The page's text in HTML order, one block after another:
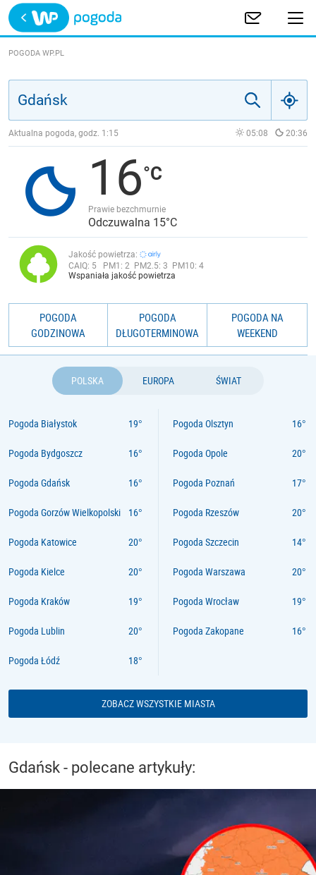
Trwa ładowanie
POLSKA
JAKOŚĆ POWIETRZA
POGODA WP.PL
Aktualna pogoda, godz. 1:15 05:08 20:36
16
Prawie bezchmurnie
Odczuwalna 15°C
Jakość powietrza:
CAIQ: 5 PM1: 2 PM2.5: 3 PM10: 4
Wspaniała jakość powietrza
POGODA
GODZINOWA
POGODA
DŁUGOTERMINOWA
POGODA NA
WEEKEND
POLSKA EUROPA ŚWIAT
Pogoda Białystok
Pogoda Bydgoszcz
Pogoda Gdańsk
Pogoda Gorzów Wielkopolski
Pogoda Katowice
Pogoda Kielce
Pogoda Kraków
Pogoda Lublin
Pogoda Łódź
Pogoda Olsztyn
Pogoda Opole
Pogoda Poznań
Pogoda Rzeszów
Pogoda Szczecin
Pogoda Warszawa
Pogoda Wrocław
Pogoda Zakopane
ZOBACZ WSZYSTKIE MIASTA
Gdańsk - polecane artykuły: